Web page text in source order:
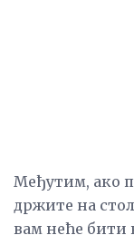
Међутим, ако
држите на
вам неће бити